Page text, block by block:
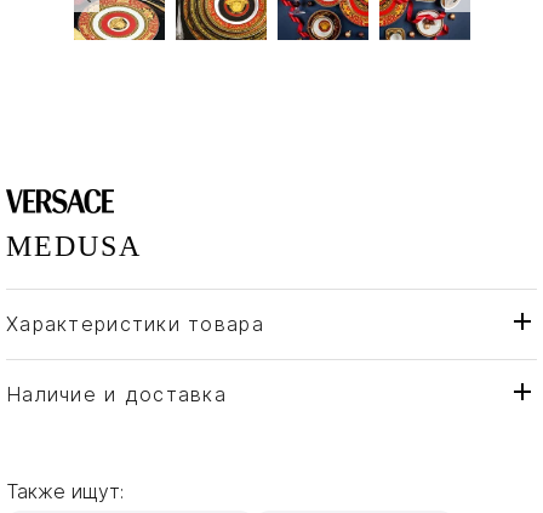
MEDUSA
Характеристики товара
Бренд
Rosenthal Versace
Страна производителя
Наличие и доставка
Также ищут: